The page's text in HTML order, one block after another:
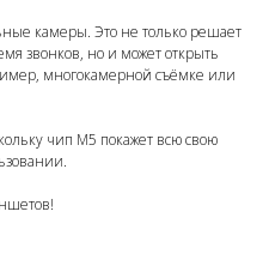
камеры. Это не только решает
звонков, но и может открыть
многокамерной съёмке или
чип М5 покажет всю свою